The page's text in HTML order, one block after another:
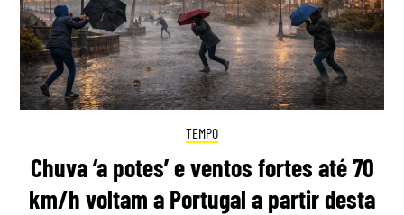
TEMPO
Chuva ‘a potes’ e ventos fortes até 70
km/h voltam a Portugal a partir desta